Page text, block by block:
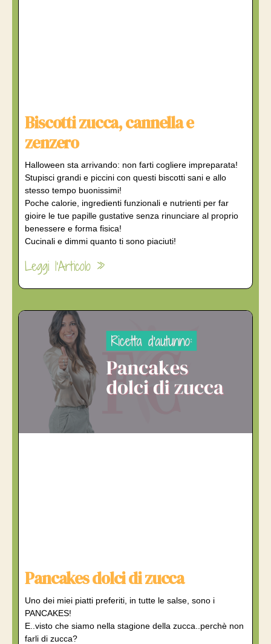
Biscotti zucca, cannella e
zenzero
Halloween sta arrivando: non farti cogliere impreparata!
Stupisci grandi e piccini con questi biscotti sani e allo
stesso tempo buonissimi!
Poche calorie, ingredienti funzionali e nutrienti per far
gioire le tue papille gustative senza rinunciare al proprio
benessere e forma fisica!
Cucinali e dimmi quanto ti sono piaciuti!
Leggi l'Articolo »
Pancakes dolci di zucca
Uno dei miei piatti preferiti, in tutte le salse, sono i
PANCAKES!
E..visto che siamo nella stagione della zucca..perchè non
farli di zucca?